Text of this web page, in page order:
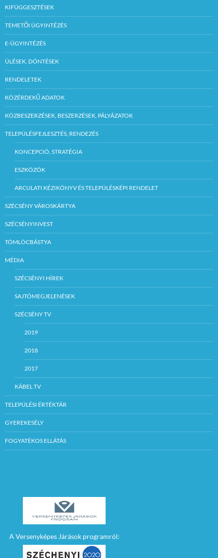
KIFÜGGESZTÉSEK
TEMETŐI ÜGYINTÉZÉS
E-ÜGYINTÉZÉS
ÜLÉSEK, DÖNTÉSEK
RENDELETEK
KÖZÉRDEKŰ ADATOK
KÖZBESZERZÉSEK, BESZERZÉSEK, PÁLYÁZATOK
TELEPÜLÉSFEJLESZTÉS, RENDEZÉS
KONCEPCIÓ, STRATÉGIA
ESZKÖZÖK
ARCULATI KÉZIKÖNYV ÉS TELEPÜLÉSKÉPI RENDELET
SZÉCSÉNY VÁROSKÁRTYA
SZÉCSÉNYINVEST
TÖMLÖCBÁSTYA
MÉDIA
SZÉCSÉNYI HÍREK
SAJTÓMEGJELENÉSEK
SZÉCSÉNY TV
2019
2018
2017
KÁBEL TV
TELEPÜLÉSI ÉRTÉKTÁR
GYEREKESÉLY
FOGYATÉKOS ELLÁTÁS
A Versenyképes Járások programról: